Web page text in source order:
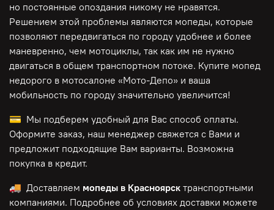
но постоянные опоздания никому не нравятся.
Решением этой проблемы являются мопеды, которые
позволяют передвигаться по городу удобнее и более
маневренно, чем мотоциклы, так как им не нужно
двигаться в общем транспортном потоке. Купите мопед
недорого в мотосалоне «Мото-Депо» и ваша
мобильность по городу значительно увеличится!
💳 Мы подберем удобный для Вас способ оплаты.
Оформите заказ, наш менеджер свяжется с Вами и
предложит подходящие Вам варианты. Возможна
покупка в кредит.
🚚 Доставляем мопеды в Красноярск транспортными
компаниями. Подробнее об условиях доставки можете